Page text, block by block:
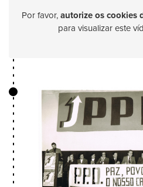
Por favor, autorize os cookies
para visualizar este